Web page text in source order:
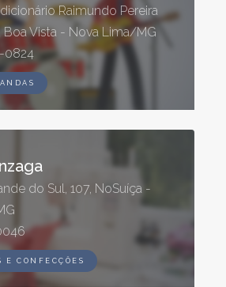
Raimundo Pereira
Boa Vista - Nova Lima/MG
0824
E CONFECÇÕES
do Sul, 107, NoSuíça -